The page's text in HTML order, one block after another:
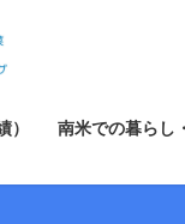
） 南米での暮らし